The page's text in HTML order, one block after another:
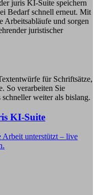
juris KI-Suite speichern
Bedarf schnell erneut. Mit
Arbeitsabläufe und sorgen
juristischer
für Schriftsätze,
So verarbeiten Sie
weiter als bislang.
KI-Suite
unterstützt – live